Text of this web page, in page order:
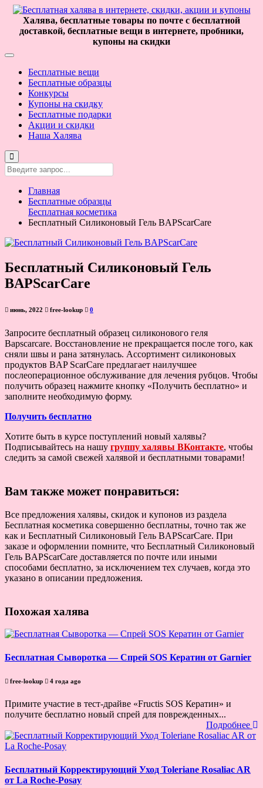
Халява, бесплатные товары по почте с бесплатной
доставкой, бесплатные вещи в интернете, пробники,
купоны на скидки
Бесплатные вещи
Бесплатные образцы
Конкурсы
Купоны на скидку
Бесплатные подарки
Акции и скидки
Наша Халява
Главная
Бесплатные образцы
Бесплатная косметика
Бесплатный Силиконовый Гель BAPScarCare
Бесплатный Силиконовый Гель
BAPScarCare
июнь, 2022 free-lookup 0
Запросите бесплатный образец силиконового геля
Bapscarcare. Восстановление не прекращается после того, как
сняли швы и рана затянулась. Ассортимент силиконовых
продуктов BAP ScarCare предлагает наилучшее
послеоперационное обслуживание для лечения рубцов. Чтобы
получить образец нажмите кнопку «Получить бесплатно» и
заполните необходимую форму.
Получить бесплатно
Хотите быть в курсе поступлений новый халявы?
Подписывайтесь на нашу группу халявы ВКонтакте, чтобы
следить за самой свежей халявой и бесплатными товарами!
Вам также может понравиться:
Все предложения халявы, скидок и купонов из раздела
Бесплатная косметика совершенно бесплатны, точно так же
как и Бесплатный Силиконовый Гель BAPScarCare. При
заказе и оформлении помните, что Бесплатный Силиконовый
Гель BAPScarCare доставляется по почте или иными
способами бесплатно, за исключением тех случаев, когда это
указано в описании предложения.
Похожая халява
Бесплатная Сыворотка — Спрей SOS Кератин от Garnier
free-lookup 4 года ago
Примите участие в тест-драйве «Fructis SOS Кератин» и
получите бесплатно новый спрей для поврежденных...
Подробнее
Бесплатный Корректирующий Уход Toleriane Rosaliac AR
от La Roche-Posay